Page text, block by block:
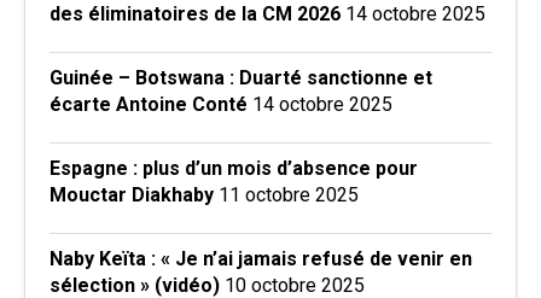
des éliminatoires de la CM 2026 14 octobre 2025
Guinée – Botswana : Duarté sanctionne et
écarte Antoine Conté 14 octobre 2025
Espagne : plus d’un mois d’absence pour
Mouctar Diakhaby 11 octobre 2025
Naby Keïta : « Je n’ai jamais refusé de venir en
sélection » (vidéo) 10 octobre 2025